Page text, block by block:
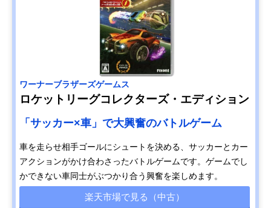
ワーナーブラザーズゲームス
ロケットリーグコレクターズ・エディション
「サッカー×車」で大興奮のバトルゲーム
車を走らせ相手ゴールにシュートを決める、サッカーとカー
アクションがかけ合わさったバトルゲームです。ゲームでし
かできない車同士がぶつかり合う興奮を楽しめます。
楽天市場で見る（中古）